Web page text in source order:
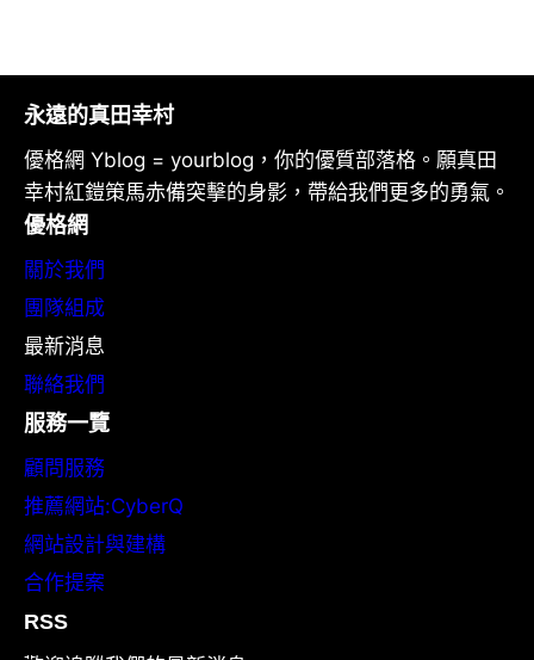
永遠的真田幸村
優格網 Yblog = yourblog，你的優質部落格。願真田
幸村紅鎧策馬赤備突擊的身影，帶給我們更多的勇氣。
優格網
關於我們
團隊組成
最新消息
聯絡我們
服務一覽
顧問服務
推薦網站:CyberQ
網站設計與建構
合作提案
RSS